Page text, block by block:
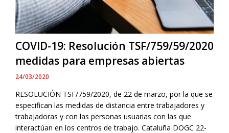
COVID-19: Resolución TSF/759/59/2020
medidas para empresas abiertas
24/03/2020
RESOLUCIÓN TSF/759/2020, de 22 de marzo, por la que se
especifican las medidas de distancia entre trabajadores y
trabajadoras y con las personas usuarias con las que
interactúan en los centros de trabajo. Cataluña DOGC 22-